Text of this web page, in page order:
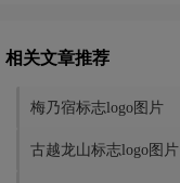
相关文章推荐
梅乃宿标志logo图片
古越龙山标志logo图片